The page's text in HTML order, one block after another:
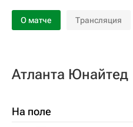
О матче Трансляция
Атланта Юнайтед
На поле